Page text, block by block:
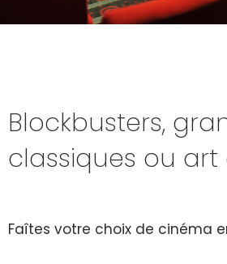
Blockbusters,
classiques ou art
Faîtes votre choix de cinéma